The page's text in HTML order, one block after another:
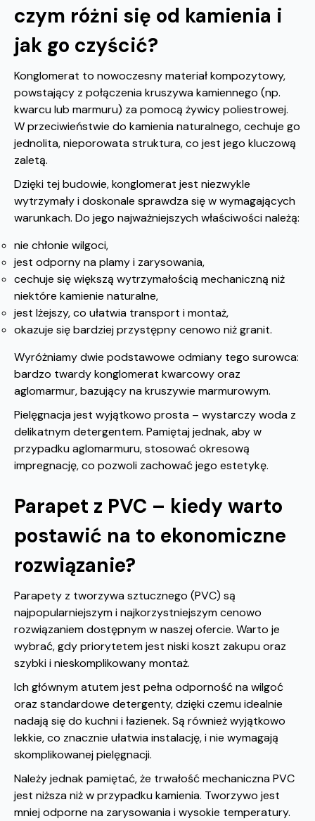
czym różni się od kamienia i
jak go czyścić?
Konglomerat to nowoczesny materiał kompozytowy,
powstający z połączenia kruszywa kamiennego (np.
kwarcu lub marmuru) za pomocą żywicy poliestrowej.
W przeciwieństwie do kamienia naturalnego, cechuje go
jednolita, nieporowata struktura, co jest jego kluczową
zaletą.
Dzięki tej budowie, konglomerat jest niezwykle
wytrzymały i doskonale sprawdza się w wymagających
warunkach. Do jego najważniejszych właściwości należą:
nie chłonie wilgoci,
jest odporny na plamy i zarysowania,
cechuje się większą wytrzymałością mechaniczną niż
niektóre kamienie naturalne,
jest lżejszy, co ułatwia transport i montaż,
okazuje się bardziej przystępny cenowo niż granit.
Wyróżniamy dwie podstawowe odmiany tego surowca:
bardzo twardy konglomerat kwarcowy oraz
aglomarmur, bazujący na kruszywie marmurowym.
Pielęgnacja jest wyjątkowo prosta – wystarczy woda z
delikatnym detergentem. Pamiętaj jednak, aby w
przypadku aglomarmuru, stosować okresową
impregnację, co pozwoli zachować jego estetykę.
Parapet z PVC – kiedy warto
postawić na to ekonomiczne
rozwiązanie?
Parapety z tworzywa sztucznego (PVC) są
najpopularniejszym i najkorzystniejszym cenowo
rozwiązaniem dostępnym w naszej ofercie. Warto je
wybrać, gdy priorytetem jest niski koszt zakupu oraz
szybki i nieskomplikowany montaż.
Ich głównym atutem jest pełna odporność na wilgoć
oraz standardowe detergenty, dzięki czemu idealnie
nadają się do kuchni i łazienek. Są również wyjątkowo
lekkie, co znacznie ułatwia instalację, i nie wymagają
skomplikowanej pielęgnacji.
Należy jednak pamiętać, że trwałość mechaniczna PVC
jest niższa niż w przypadku kamienia. Tworzywo jest
mniej odporne na zarysowania i wysokie temperatury.